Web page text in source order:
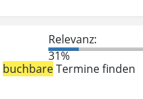
Relevanz:
31%
buchbareTermine finden